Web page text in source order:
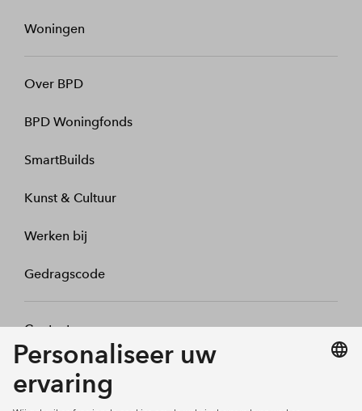
Woningen
Over BPD
BPD Woningfonds
SmartBuilds
Kunst & Cultuur
Werken bij
Gedragscode
Contact
Mijn profiel